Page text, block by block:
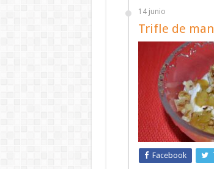
14 junio
Trifle de
Facebook